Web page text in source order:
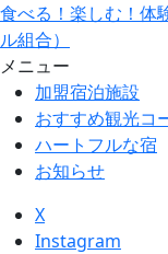
食べる！楽しむ！体
ル組合）
メニュー
加盟宿泊施設
おすすめ観光コ
ハートフルな宿
お知らせ
X
Instagram